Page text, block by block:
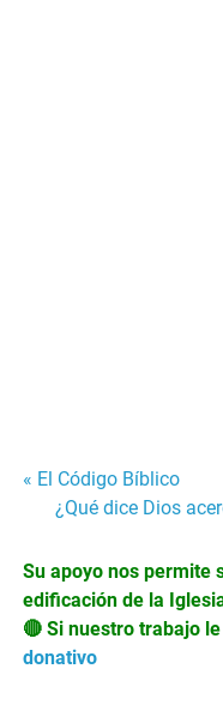
Navegación
entradas
« El Código Bíblico
¿Qué dice Dios
Su apoyo nos permite
edificación de la
🔴 Si nuestro trabajo
donativo